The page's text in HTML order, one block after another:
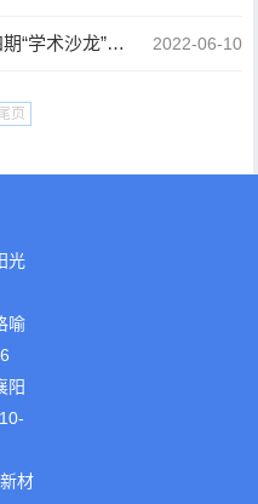
国家重点实验室研究生顺利举办四期“学术沙龙”研讨会 2022-06-10
页
光
喻
阳
材